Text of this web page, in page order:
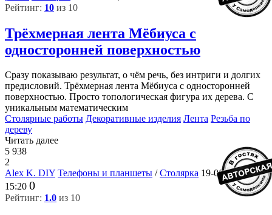
Рейтинг: 10 из 10
Трёхмерная лента Мёбиуса с
односторонней поверхностью
Сразу показываю результат, о чём речь, без интриги и долгих
предисловий. Трёхмерная лента Мёбиуса с односторонней
поверхностью. Просто топологическая фигура их дерева. С
уникальным математическим
Столярные работы Декоративные изделия Лента Резьба по
дереву
Читать далее
5 938
2
Alex K. DIY Телефоны и планшеты /Столярка 19-06-2022,
15:20 0
Рейтинг: 1.0 из 10